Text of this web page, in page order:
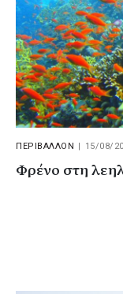
ΠΕΡΙΒΑΛΛΟΝ 15/08/
Φρένο στη